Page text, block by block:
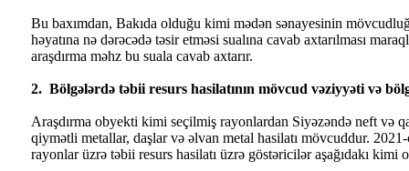
Bu baxımdan, Bakıda olduğu kimi mədən sənayesinin
həyatına nə dərəcədə təsir etməsi sualına cavab axtarılması
araşdırma məhz bu suala cavab axtarır.
2. Bölgələrdə təbii resurs hasilatının mövcud vəziyyəti və
Araşdırma obyekti kimi seçilmiş rayonlardan Siyəzəndə neft və
qiymətli metallar, daşlar və əlvan metal hasilatı mövcuddur.
rayonlar üzrə təbii resurs hasilatı üzrə göstəricilər aşağıdakı kimi